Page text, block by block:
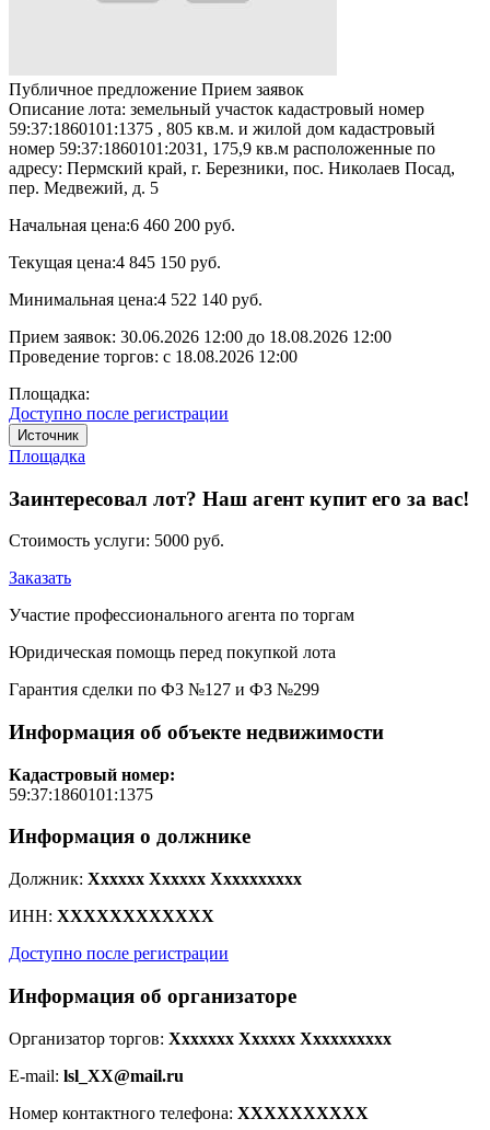
Публичное предложение Прием заявок
Описание лота: земельный участок кадастровый номер
59:37:1860101:1375 , 805 кв.м. и жилой дом кадастровый
номер 59:37:1860101:2031, 175,9 кв.м расположенные по
адресу: Пермский край, г. Березники, пос. Николаев Посад,
пер. Медвежий, д. 5
Начальная цена:6 460 200 руб.
Текущая цена:4 845 150 руб.
Минимальная цена:4 522 140 руб.
Прием заявок: 30.06.2026 12:00 до 18.08.2026 12:00
Проведение торгов: с 18.08.2026 12:00
Площадка:
Доступно после регистрации
Источник
Площадка
Заинтересовал лот? Наш агент купит его за вас!
Стоимость услуги: 5000 руб.
Заказать
Участие профессионального агента по торгам
Юридическая помощь перед покупкой лота
Гарантия сделки по ФЗ №127 и ФЗ №299
Информация об объекте недвижимости
Кадастровый номер:
59:37:1860101:1375
Информация о должнике
Должник: Xxxxxx Xxxxxx Xxxxxxxxxx
ИНН: XXXXXXXXXXXX
Доступно после регистрации
Информация об организаторе
Организатор торгов: Xxxxxxx Xxxxxx Xxxxxxxxxx
E-mail: lsl_XX@mail.ru
Номер контактного телефона: XXXXXXXXXX